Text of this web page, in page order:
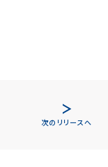
次のリリースへ